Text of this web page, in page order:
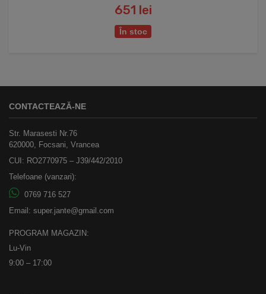
651 lei
În stoc
CONTACTEAZĂ-NE
Str. Marasesti Nr.76
620000, Focsani, Vrancea
CUI: RO2770975 – J39/442/2010
Telefoane (vanzari):
0769 716 527
Email: super.jante@gmail.com
PROGRAM MAGAZIN:
Lu-Vin
9:00 – 17:00